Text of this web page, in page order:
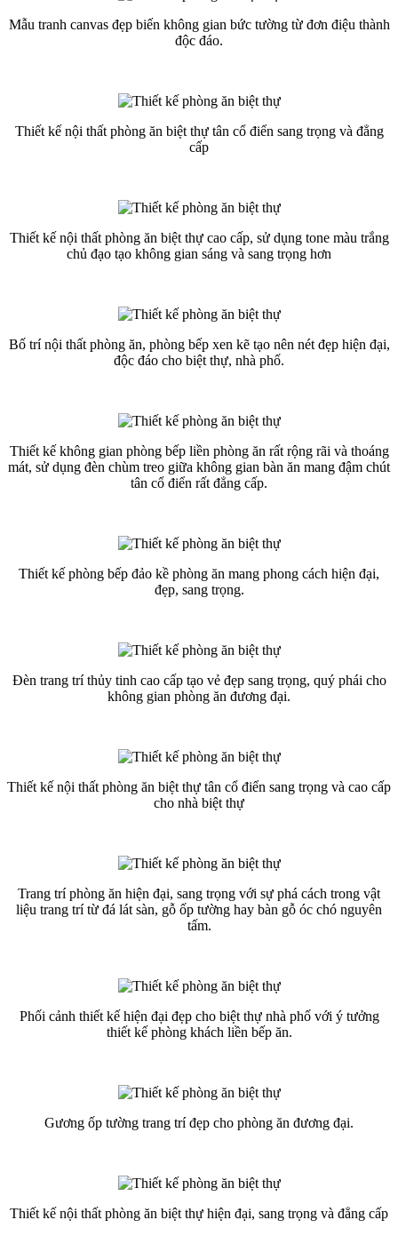
Mẫu tranh canvas đẹp biến không gian bức tường từ đơn điệu thành
độc đáo.
Thiết kế nội thất phòng ăn biệt thự tân cổ điển sang trọng và đẳng
cấp
Thiết kế nội thất phòng ăn biệt thự cao cấp, sử dụng tone màu trắng
chủ đạo tạo không gian sáng và sang trọng hơn
Bố trí nội thất phòng ăn, phòng bếp xen kẽ tạo nên nét đẹp hiện đại,
độc đáo cho biệt thự, nhà phố.
Thiết kế không gian phòng bếp liền phòng ăn rất rộng rãi và thoáng
mát, sử dụng đèn chùm treo giữa không gian bàn ăn mang đậm chút
tân cổ điển rất đẳng cấp.
Thiết kế phòng bếp đảo kề phòng ăn mang phong cách hiện đại,
đẹp, sang trọng.
Đèn trang trí thủy tinh cao cấp tạo vẻ đẹp sang trọng, quý phái cho
không gian phòng ăn đương đại.
Thiết kế nội thất phòng ăn biệt thự tân cổ điển sang trọng và cao cấp
cho nhà biệt thự
Trang trí phòng ăn hiện đại, sang trọng với sự phá cách trong vật
liệu trang trí từ đá lát sàn, gỗ ốp tường hay bàn gỗ óc chó nguyên
tấm.
Phối cảnh thiết kế hiện đại đẹp cho biệt thự nhà phố với ý tưởng
thiết kế phòng khách liền bếp ăn.
Gương ốp tường trang trí đẹp cho phòng ăn đương đại.
Thiết kế nội thất phòng ăn biệt thự hiện đại, sang trọng và đẳng cấp